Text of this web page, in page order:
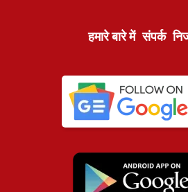
हमारे बारे में संपर्क